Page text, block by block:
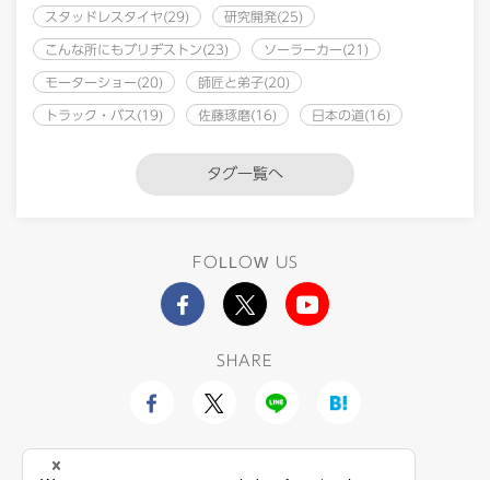
スタッドレスタイヤ(29) 研究開発(25)
こんな所にもブリヂストン(23) ソーラーカー(21)
モーターショー(20) 師匠と弟子(20)
トラック・バス(19) 佐藤琢磨(16) 日本の道(16)
タグ一覧へ
FOLLOW US
SHARE